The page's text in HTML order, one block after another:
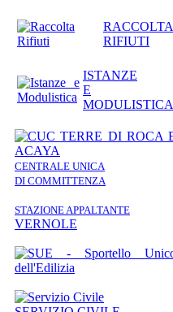
RACCOLTA
RIFIUTI
ISTANZE
E
MODULISTICA
CENTRALE UNICA
DI COMMITTENZA
STAZIONE APPALTANTE
VERNOLE